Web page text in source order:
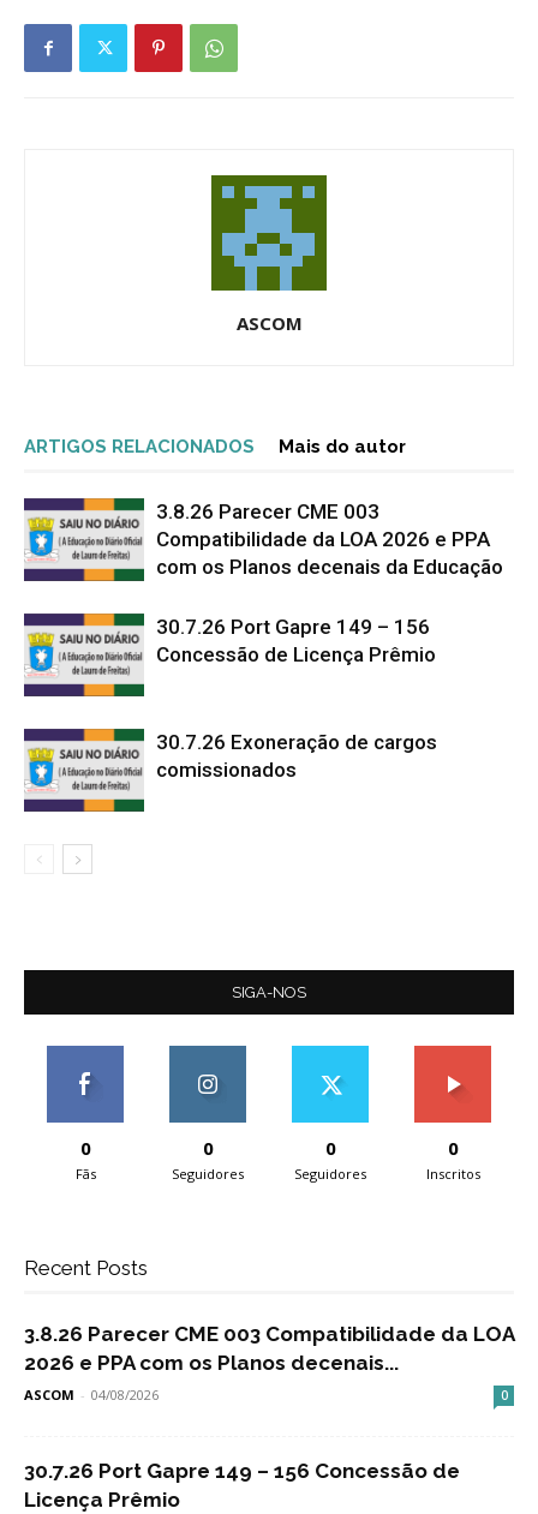
ASCOM
ARTIGOS RELACIONADOS Mais do autor
3.8.26 Parecer CME 003
Compatibilidade da LOA 2026 e PPA
com os Planos decenais da Educação
30.7.26 Port Gapre 149 – 156
Concessão de Licença Prêmio
30.7.26 Exoneração de cargos
comissionados
SIGA-NOS
0
Fãs
0
Seguidores
0
Seguidores
0
Inscritos
Recent Posts
3.8.26 Parecer CME 003 Compatibilidade da LOA
2026 e PPA com os Planos decenais...
ASCOM - 04/08/2026 0
30.7.26 Port Gapre 149 – 156 Concessão de
Licença Prêmio